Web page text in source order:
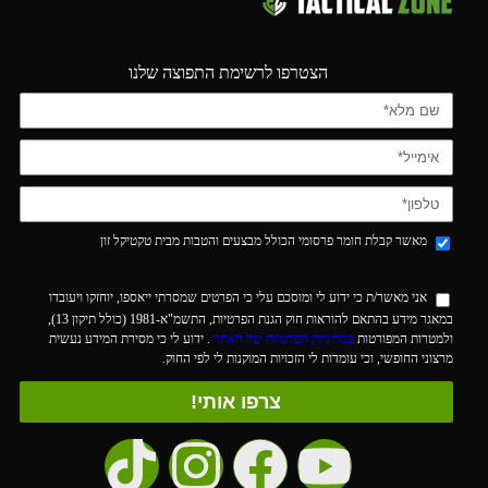
הצטרפו לרשימת התפוצה שלנו
מאשר קבלת חומר פרסומי הכולל מבצעים והטבות מבית טקטיקל זון
אני מאשר/ת כי ידוע לי ומוסכם עלי כי הפרטים שמסרתי ייאספו, יוחזקו ויעובדו
במאגר מידע בהתאם להוראות חוק הגנת הפרטיות, התשמ"א-1981 (כולל תיקון 13),
ולמטרות המפורטות במדיניות הפרטיות של האתר . ידוע לי כי מסירת המידע נעשית
מרצוני החופשי, וכי עומדות לי הזכויות המוקנות לי לפי החוק.
צרפו אותי!